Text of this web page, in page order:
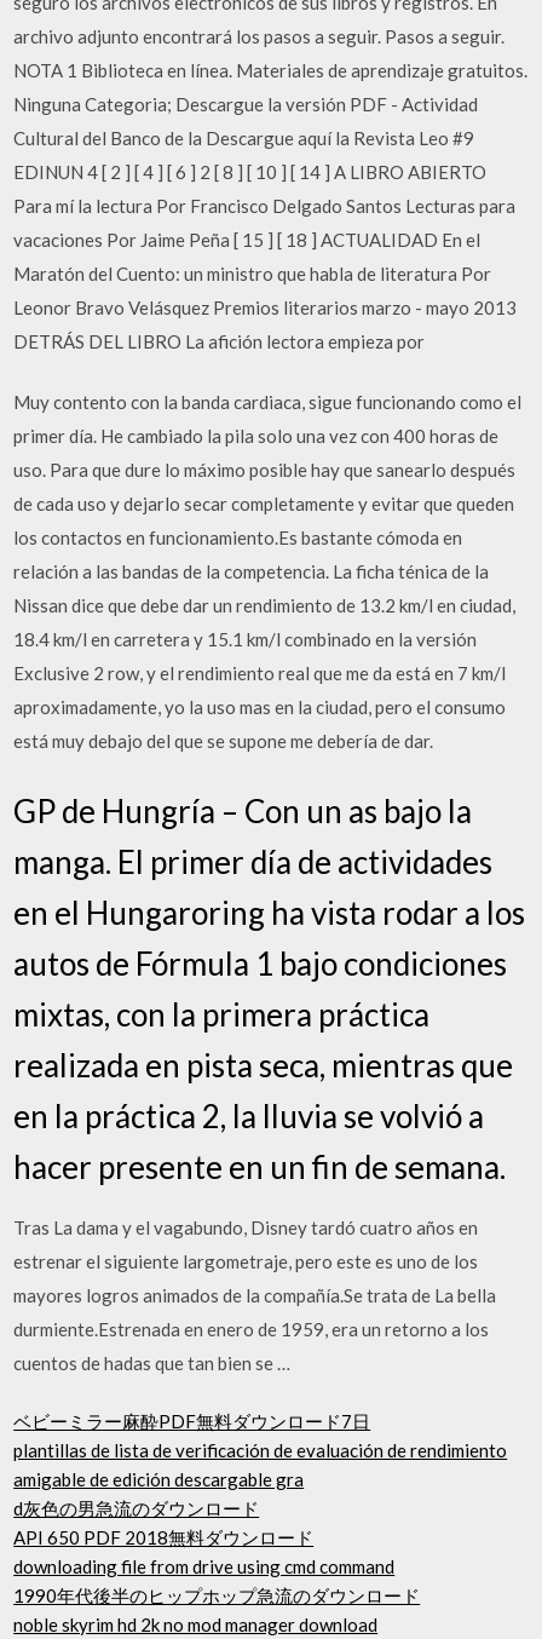
archivo adjunto encontrará los pasos a seguir. Pasos a seguir.
NOTA 1 Biblioteca en línea. Materiales de aprendizaje gratuitos.
Ninguna Categoria; Descargue la versión PDF - Actividad
Cultural del Banco de la Descargue aquí la Revista Leo #9
EDINUN 4 [ 2 ] [ 4 ] [ 6 ] 2 [ 8 ] [ 10 ] [ 14 ] A LIBRO ABIERTO
Para mí la lectura Por Francisco Delgado Santos Lecturas para
vacaciones Por Jaime Peña [ 15 ] [ 18 ] ACTUALIDAD En el
Maratón del Cuento: un ministro que habla de literatura Por
Leonor Bravo Velásquez Premios literarios marzo - mayo 2013
DETRÁS DEL LIBRO La afición lectora empieza por
Muy contento con la banda cardiaca, sigue funcionando como el
primer día. He cambiado la pila solo una vez con 400 horas de
uso. Para que dure lo máximo posible hay que sanearlo después
de cada uso y dejarlo secar completamente y evitar que queden
los contactos en funcionamiento.Es bastante cómoda en
relación a las bandas de la competencia. La ficha ténica de la
Nissan dice que debe dar un rendimiento de 13.2 km/l en ciudad,
18.4 km/l en carretera y 15.1 km/l combinado en la versión
Exclusive 2 row, y el rendimiento real que me da está en 7 km/l
aproximadamente, yo la uso mas en la ciudad, pero el consumo
está muy debajo del que se supone me debería de dar.
GP de Hungría – Con un as bajo la
manga. El primer día de actividades
en el Hungaroring ha vista rodar a los
autos de Fórmula 1 bajo condiciones
mixtas, con la primera práctica
realizada en pista seca, mientras que
en la práctica 2, la lluvia se volvió a
hacer presente en un fin de semana.
Tras La dama y el vagabundo, Disney tardó cuatro años en
estrenar el siguiente largometraje, pero este es uno de los
mayores logros animados de la compañía.Se trata de La bella
durmiente.Estrenada en enero de 1959, era un retorno a los
cuentos de hadas que tan bien se …
ベビーミラー麻酔PDF無料ダウンロード7日
plantillas de lista de verificación de evaluación de rendimiento
amigable de edición descargable gra
d灰色の男急流のダウンロード
API 650 PDF 2018無料ダウンロード
downloading file from drive using cmd command
1990年代後半のヒップホップ急流のダウンロード
noble skyrim hd 2k no mod manager download